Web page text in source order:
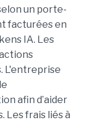
un porte-
facturées en
IA. Les
L'entreprise
afin d’aider
Les frais liés à